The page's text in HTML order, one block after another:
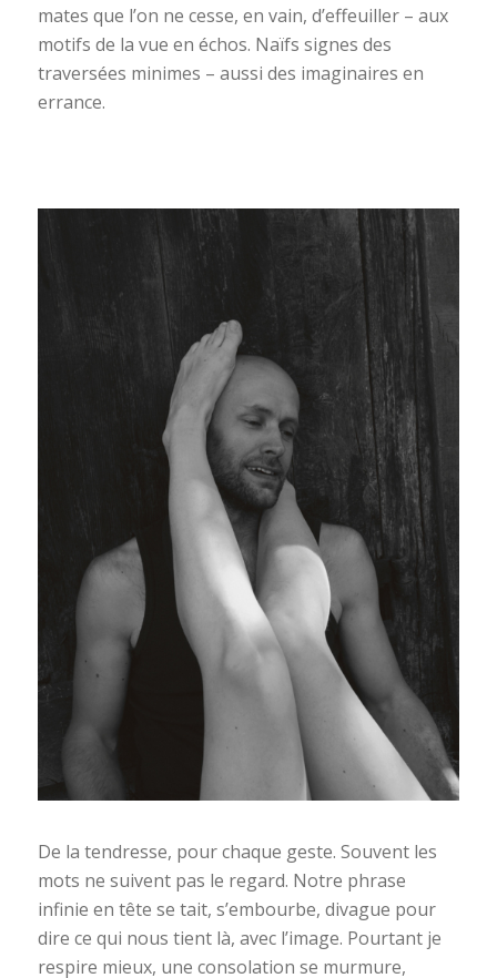
mates que l’on ne cesse, en vain, d’effeuiller – aux
motifs de la vue en échos. Naïfs signes des
traversées minimes – aussi des imaginaires en
errance.
De la tendresse, pour chaque geste. Souvent les
mots ne suivent pas le regard. Notre phrase
infinie en tête se tait, s’embourbe, divague pour
dire ce qui nous tient là, avec l’image. Pourtant je
respire mieux, une consolation se murmure,